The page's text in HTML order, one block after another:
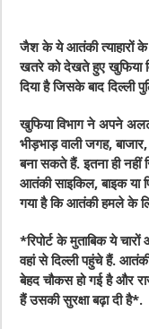
जैश के ये आतंकी त्याहारों के
खतरे को देखते हुए खुफिया
दिया है जिसके बाद
खुफिया विभाग ने अपने
भीड़भाड़ वाली जगह,
बना सकते हैं. इतना ही नहीं
आतंकी साइकिल, बाइक या
गया है कि आतंकी हमले के
*रिपोर्ट के मुताबिक ये
वहां से दिल्ली पहुंचे हैं.
बेहद चौकस हो गई है और
हैं उसकी सुरक्षा बढ़ा दी है*.